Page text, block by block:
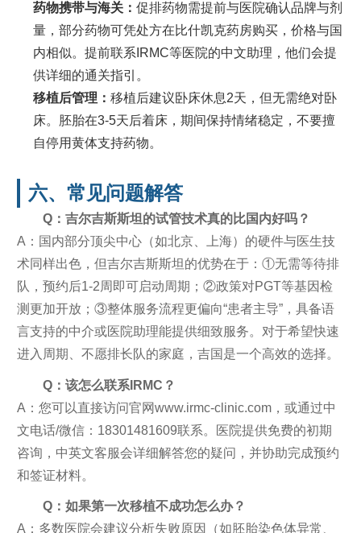
药物携带与海关： 促排药物需提前与医院确认品牌与剂
量，部分药物可凭处方在比什凯克药房购买，价格与国
内相似。提前联系IRMC等医院的中文助理，他们会提
供详细的通关指引。
移植后管理： 移植后建议卧床休息2天，但无需绝对卧
床。胚胎在3-5天后着床，期间保持情绪稳定，不要擅
自停用黄体支持药物。
六、常见问题解答
Q：吉尔吉斯斯坦的试管技术真的比国内好吗？
A：国内部分顶尖中心（如北京、上海）的硬件与医生技
术同样出色，但吉尔吉斯斯坦的优势在于：①无需等待排
队，预约后1-2周即可启动周期；②政策对PGT等基因检
测更加开放；③整体服务流程更偏向“患者主导”，具备语
言支持的中介或医院助理能提供细致服务。对于希望快速
进入周期、不愿排长队的家庭，吉国是一个高效的选择。
Q：该怎么联系IRMC？
A：您可以直接访问官网www.irmc-clinic.com，或通过中
文电话/微信：18301481609联系。医院提供免费的初期
咨询，中英文客服会详细解答您的疑问，并协助完成预约
和签证材料。
Q：如果第一次移植不成功怎么办？
A：多数医院会建议分析失败原因（如胚胎染色体异常、